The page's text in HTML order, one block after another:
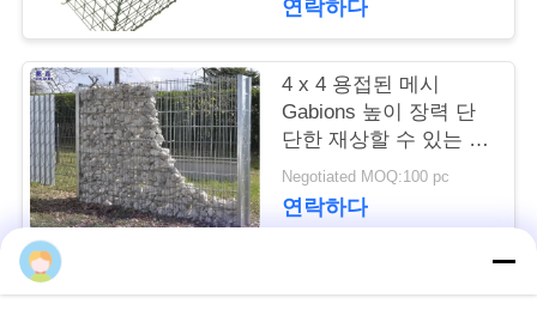
견
적
요
청
사
연락하다
4 x 4 용접된 메시
Gabions 높이 장력 단
단한 재상할 수 있는 특
징
Negotiated MOQ:100 pc
연락하다